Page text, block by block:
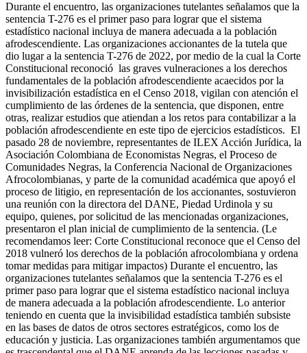
Durante el encuentro, las organizaciones tutelantes señalamos que la
sentencia T-276 es el primer paso para lograr que el sistema
estadístico nacional incluya de manera adecuada a la población
afrodescendiente. Las organizaciones accionantes de la tutela que
dio lugar a la sentencia T-276 de 2022, por medio de la cual la Corte
Constitucional reconoció las graves vulneraciones a los derechos
fundamentales de la población afrodescendiente acaecidos por la
invisibilización estadística en el Censo 2018, vigilan con atención el
cumplimiento de las órdenes de la sentencia, que disponen, entre
otras, realizar estudios que atiendan a los retos para contabilizar a la
población afrodescendiente en este tipo de ejercicios estadísticos. El
pasado 28 de noviembre, representantes de ILEX Acción Jurídica, la
Asociación Colombiana de Economistas Negras, el Proceso de
Comunidades Negras, la Conferencia Nacional de Organizaciones
Afrocolombianas, y parte de la comunidad académica que apoyó el
proceso de litigio, en representación de los accionantes, sostuvieron
una reunión con la directora del DANE, Piedad Urdinola y su
equipo, quienes, por solicitud de las mencionadas organizaciones,
presentaron el plan inicial de cumplimiento de la sentencia. (Le
recomendamos leer: Corte Constitucional reconoce que el Censo del
2018 vulneró los derechos de la población afrocolombiana y ordena
tomar medidas para mitigar impactos) Durante el encuentro, las
organizaciones tutelantes señalamos que la sentencia T-276 es el
primer paso para lograr que el sistema estadístico nacional incluya
de manera adecuada a la población afrodescendiente. Lo anterior
teniendo en cuenta que la invisibilidad estadística también subsiste
en las bases de datos de otros sectores estratégicos, como los de
educación y justicia. Las organizaciones también argumentamos que